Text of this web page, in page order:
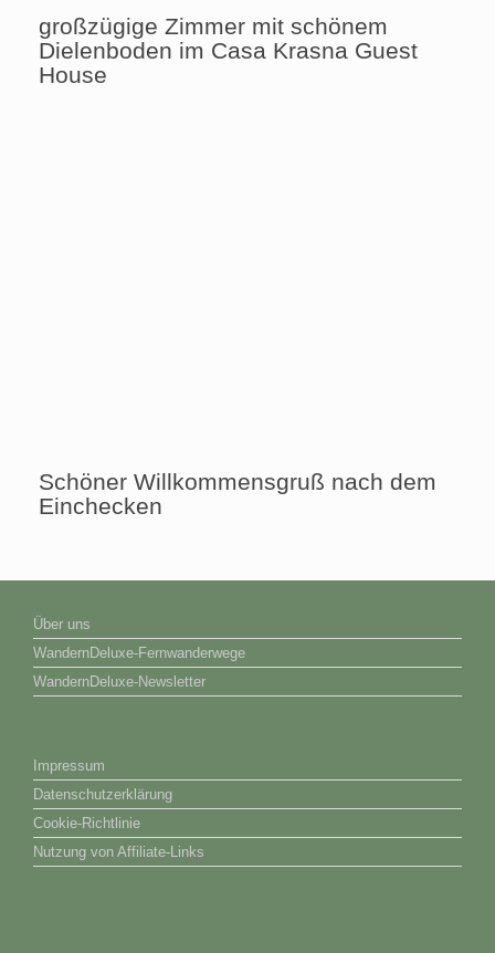
großzügige Zimmer mit schönem
Dielenboden im Casa Krasna Guest
House
Schöner Willkommensgruß nach dem
Einchecken
Über uns
WandernDeluxe-Fernwanderwege
WandernDeluxe-Newsletter
Impressum
Datenschutzerklärung
Cookie-Richtlinie
Nutzung von Affiliate-Links